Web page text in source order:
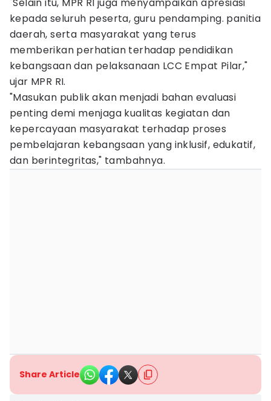
kepada seluruh peserta, guru pendamping. panitia
daerah, serta masyarakat yang terus
memberikan perhatian terhadap pendidikan
kebangsaan dan pelaksanaan LCC Empat Pilar,"
ujar MPR RI.
"Masukan publik akan menjadi bahan evaluasi
penting demi menjaga kualitas kegiatan dan
kepercayaan masyarakat terhadap proses
pembelajaran kebangsaan yang inklusif, edukatif,
dan berintegritas," tambahnya.
Share Article